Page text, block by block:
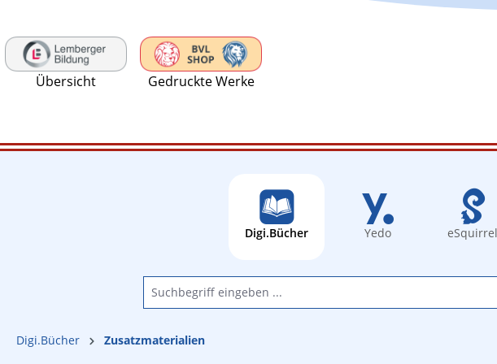
Übersicht Gedruckte Werke
Digi.Bücher Yedo eSquirrel
Digi.Bücher Zusatzmaterialien